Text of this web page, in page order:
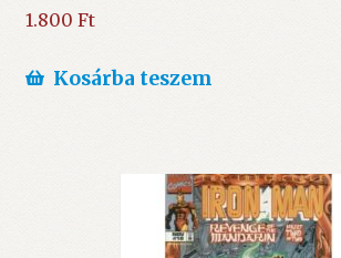
1.800 Ft
Kosárba teszem